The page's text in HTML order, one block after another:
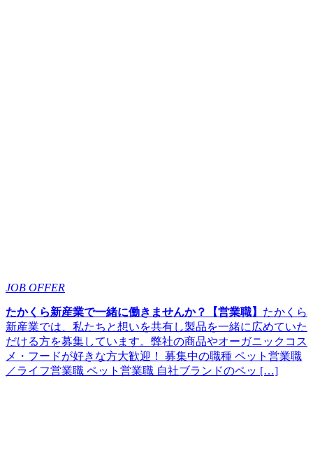
JOB OFFER
たかくら新産業で一緒に働きませんか？【営業職】 たかくら
新産業では、私たちと想いを共有し製品を一緒に広めていた
だける方を募集しています。弊社の商品やオーガニックコス
メ・フードが好きな方大歓迎！ 募集中の職種 ペット営業職
／ライフ営業職 ペット営業職 自社ブランドのペッ […]